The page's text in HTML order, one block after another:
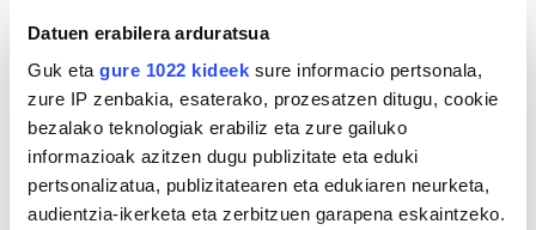
Datuen erabilera arduratsua
Guk eta gure 1022 kideek sure informacio pertsonala,
zure IP zenbakia, esaterako, prozesatzen ditugu, cookie
bezalako teknologiak erabiliz eta zure gailuko
informazioak azitzen dugu publizitate eta eduki
pertsonalizatua, publizitatearen eta edukiaren neurketa,
audientzia-ikerketa eta zerbitzuen garapena eskaintzeko.